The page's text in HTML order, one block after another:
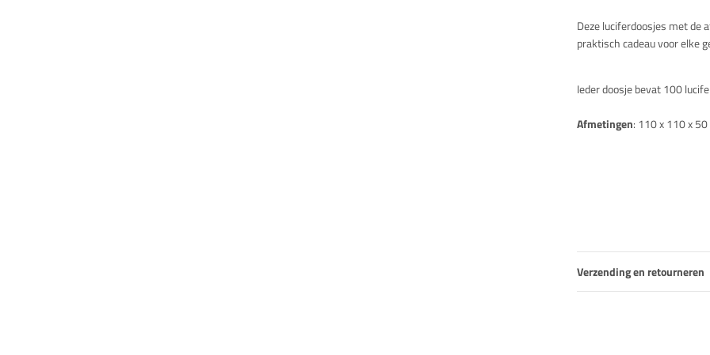
Beschrijving
Deze luciferdoosjes met de
praktisch cadeau voor elke
Ieder doosje bevat 100
Afmetingen: 110 x 110 x
Verzending en retourneren